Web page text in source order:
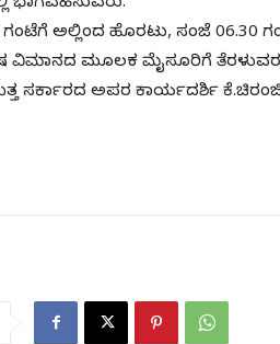
ಗಂಟೆಗೆ ಅಲ್ಲಿಂದ ಹೊರಟು, ಸಂಜೆ
ವಿಮಾನದ ಮೂಲಕ ಮೈಸೂರಿಗೆ
ಸರ್ಕಾರದ ಅಪರ ಕಾರ್ಯದರ್ಶಿ